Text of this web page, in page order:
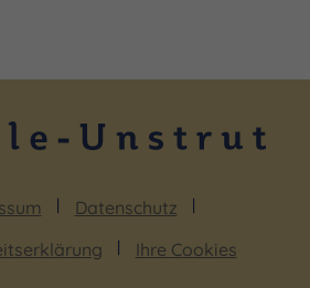
Datenschutz
Ihre Cookies